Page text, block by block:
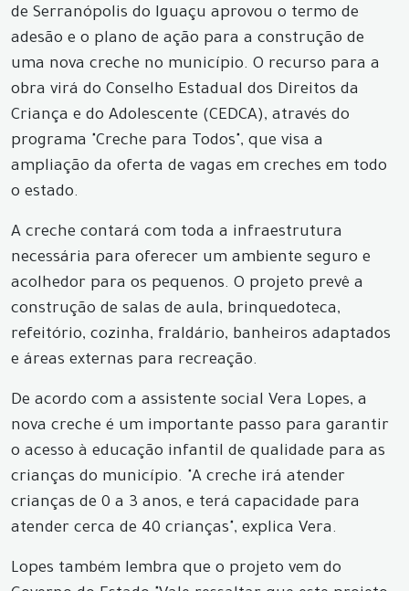
de Serranópolis do Iguaçu aprovou o termo de
adesão e o plano de ação para a construção de
uma nova creche no município. O recurso para a
obra virá do Conselho Estadual dos Direitos da
Criança e do Adolescente (CEDCA), através do
programa "Creche para Todos", que visa a
ampliação da oferta de vagas em creches em todo
o estado.
A creche contará com toda a infraestrutura
necessária para oferecer um ambiente seguro e
acolhedor para os pequenos. O projeto prevê a
construção de salas de aula, brinquedoteca,
refeitório, cozinha, fraldário, banheiros adaptados
e áreas externas para recreação.
De acordo com a assistente social Vera Lopes, a
nova creche é um importante passo para garantir
o acesso à educação infantil de qualidade para as
crianças do município. "A creche irá atender
crianças de 0 a 3 anos, e terá capacidade para
atender cerca de 40 crianças", explica Vera.
Lopes também lembra que o projeto vem do